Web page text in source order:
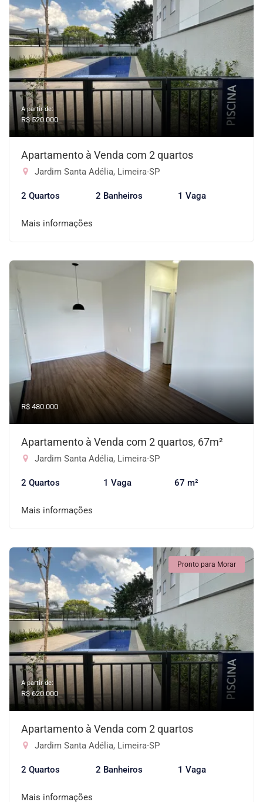
A partir de:
R$ 520.000
Apartamento à Venda com 2 quartos
Jardim Santa Adélia, Limeira-SP
2 Quartos 2 Banheiros 1 Vaga
Mais informações
R$ 480.000
Apartamento à Venda com 2 quartos, 67m²
Jardim Santa Adélia, Limeira-SP
2 Quartos 1 Vaga 67 m²
Mais informações
Pronto para Morar
A partir de:
R$ 620.000
Apartamento à Venda com 2 quartos
Jardim Santa Adélia, Limeira-SP
2 Quartos 2 Banheiros 1 Vaga
Mais informações